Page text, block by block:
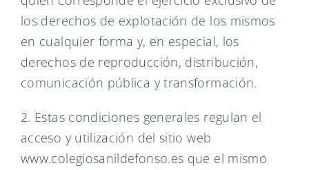
los derechos de explotación de los mismos
en cualquier forma y, en especial, los
derechos de reproducción, distribución,
comunicación pública y transformación.
2. Estas condiciones generales regulan el
acceso y utilización del sitio web
www.colegiosanildefonso.es que el mismo